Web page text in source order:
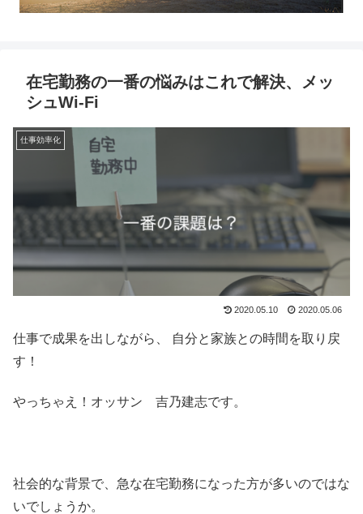
在宅勤務の一番の悩みはこれで解決、メッ
シュWi-Fi
仕事効率化
2020.05.10 2020.05.06
仕事で成果を出しながら、 自分と家族との時間を取り戻
す！
やっちゃえ！オッサン 吉乃建志です。
社会的な背景で、急な在宅勤務になった方が多いのではな
いでしょうか。